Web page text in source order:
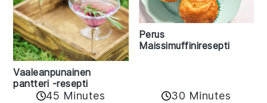
Vaaleanpunainen
pantteri -resepti
45 Minutes
Perus
Maissimuffiniresepti
30 Minutes